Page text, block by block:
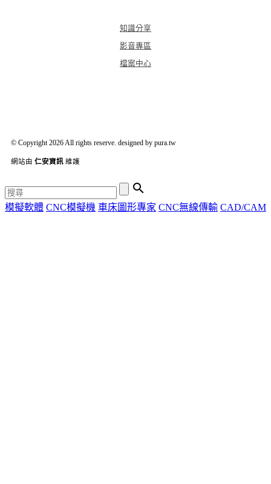
知識分享
影音專區
檔案中心
© Copyright 2026 All rights reserve. designed by pura.tw
網站由 仁安資訊 維護

模擬軟體 CNC模擬機 車床圖形專家 CNC無線傳輸 CAD/CAM